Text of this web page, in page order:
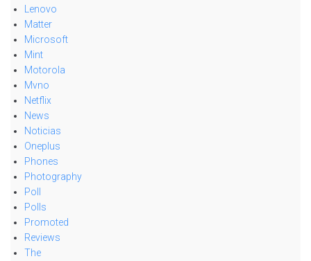
Lenovo
Matter
Microsoft
Mint
Motorola
Mvno
Netflix
News
Noticias
Oneplus
Phones
Photography
Poll
Polls
Promoted
Reviews
The